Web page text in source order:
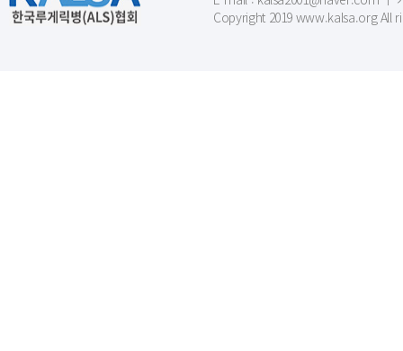
Copyright 2019 www.kalsa.org All